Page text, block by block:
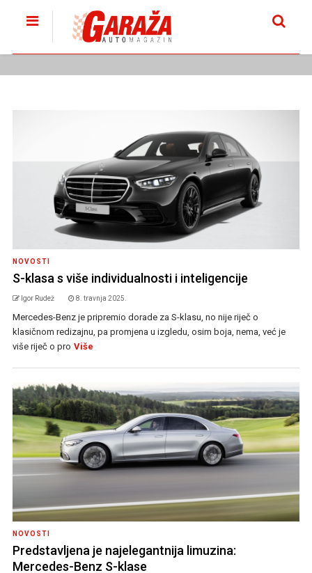
NOVOSTI
S-klasa s više individualnosti i inteligencije
Igor Rudež 8. travnja 2025.
Mercedes-Benz je pripremio dorade za S-klasu, no nije riječ o
klasičnom redizajnu, pa promjena u izgledu, osim boja, nema, već je
više riječ o pro Više
NOVOSTI
Predstavljena je najelegantnija limuzina:
Mercedes-Benz S-klase